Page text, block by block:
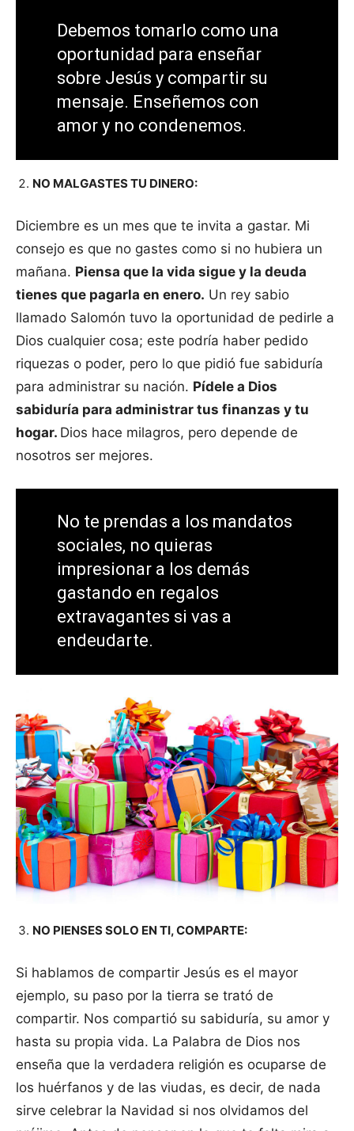
Debemos tomarlo como una
oportunidad para enseñar
sobre Jesús y compartir su
mensaje. Enseñemos con
amor y no condenemos.
NO MALGASTES TU DINERO:
Diciembre es un mes que te invita a gastar. Mi
consejo es que no gastes como si no hubiera un
mañana. Piensa que la vida sigue y la deuda
tienes que pagarla en enero. Un rey sabio
llamado Salomón tuvo la oportunidad de pedirle a
Dios cualquier cosa; este podría haber pedido
riquezas o poder, pero lo que pidió fue sabiduría
para administrar su nación. Pídele a Dios
sabiduría para administrar tus finanzas y tu
hogar. Dios hace milagros, pero depende de
nosotros ser mejores.
No te prendas a los mandatos
sociales, no quieras
impresionar a los demás
gastando en regalos
extravagantes si vas a
endeudarte.
NO PIENSES SOLO EN TI, COMPARTE:
Si hablamos de compartir Jesús es el mayor
ejemplo, su paso por la tierra se trató de
compartir. Nos compartió su sabiduría, su amor y
hasta su propia vida. La Palabra de Dios nos
enseña que la verdadera religión es ocuparse de
los huérfanos y de las viudas, es decir, de nada
sirve celebrar la Navidad si nos olvidamos del